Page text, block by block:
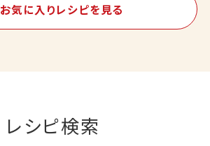
お気に入りレシピを見る
レシピ検索